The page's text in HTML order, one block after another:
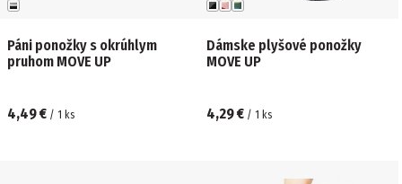
Páni ponožky s okrúhlym
pruhom MOVE UP
4,49 € / 1 ks
Dámske plyšové ponožky
MOVE UP
4,29 € / 1 ks